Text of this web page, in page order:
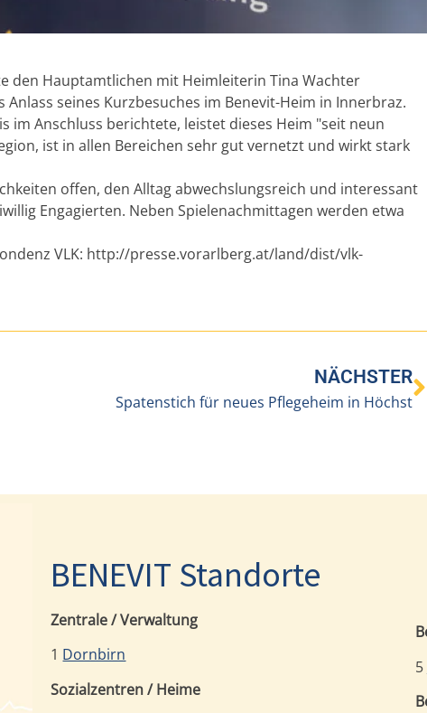
den Hauptamtlichen mit Heimleiterin Tina Wachter
seines Kurzbesuches im Benevit-Heim in Innerbraz.
im Anschluss berichtete, leistet dieses Heim "seit neun
ist in allen Bereichen sehr gut vernetzt und wirkt stark
offen, den Alltag abwechslungsreich und interessant
Engagierten. Neben Spielenachmittagen werden etwa
VLK: http://presse.vorarlberg.at/land/dist/vlk-
NÄCHSTER
Spatenstich für neues Pflegeheim in Höchst
BENEVIT Standorte
Zentrale / Verwaltung
1 Dornbirn
Sozialzentren / Heime
5